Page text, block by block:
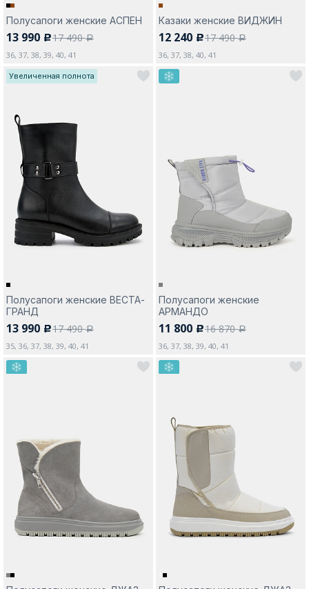
Полусапоги женские АСПЕН
13 990 c17 490a
36, 37, 38, 39, 40, 41
Казаки женские ВИДЖИН
12 240 c17 490a
36, 37, 38, 40, 41
Увеличенная полнота
Полусапоги женские ВЕСТА-
ГРАНД
13 990 c17 490a
35, 36, 37, 38, 39, 40, 41
Полусапоги женские
АРМАНДО
11 800 c16 870a
36, 37, 38, 39, 40, 41